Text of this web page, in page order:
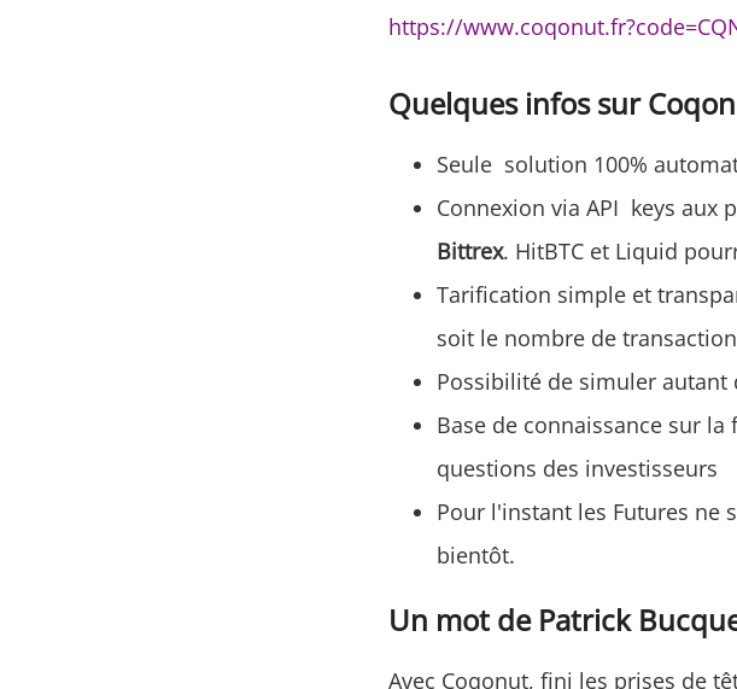
https://
Quelques infos sur
Seule solution 100%
Connexion via API keys aux
Bittrex. HitBTC et Liquid
Tarification simple et
soit le nombre de
Possibilité de simuler autant
Base de connaissance sur
questions des investisseurs
Pour l'instant les Futures ne
bientôt.
Un mot de Patrick
Avec Coqonut, fini les prises de